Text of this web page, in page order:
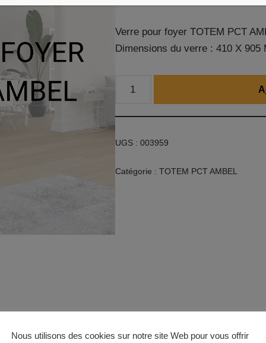
Verre pour foyer TOTEM PCT
Dimensions du verre : 410 X 905
UGS : 003959
Catégorie : TOTEM PCT AMBEL
de verres ; il n’y a pas de suivi possible pour
Nous utilisons des cookies sur notre site Web pour vous offrir